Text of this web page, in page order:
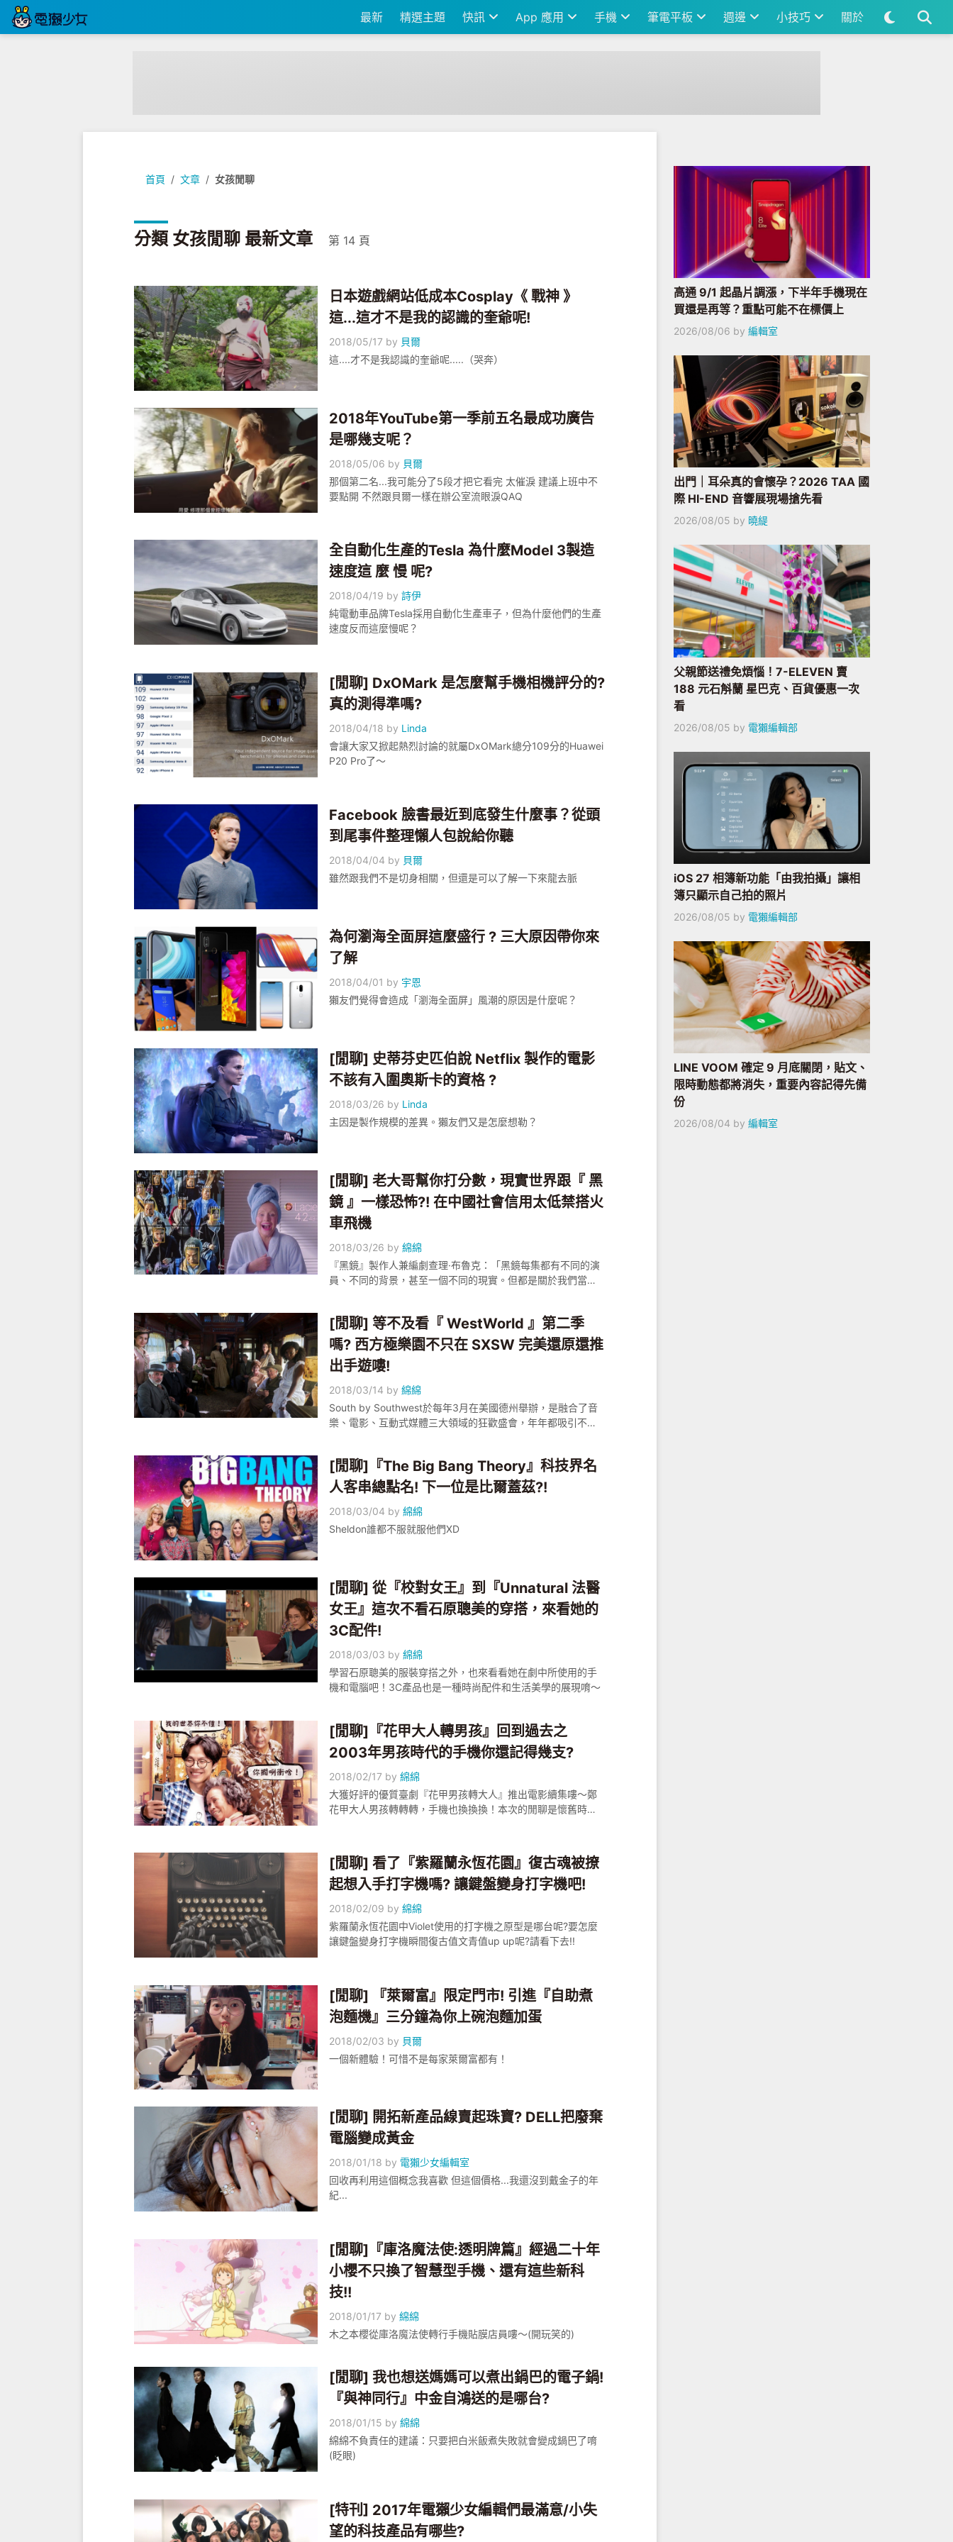
最新 精選主題 快訊 App 應用 手機 筆電平板 週邊 小技巧 關於
首頁 文章 女孩閒聊
分類 女孩閒聊 最新文章 第 14 頁
日本遊戲網站低成本Cosplay《 戰神 》
這...這才不是我的認識的奎爺呢!
2018/05/17 by 貝爾
這....才不是我認識的奎爺呢.....（哭奔）
2018年YouTube第一季前五名最成功廣告
是哪幾支呢？
2018/05/06 by 貝爾
那個第二名...我可能分了5段才把它看完 太催淚 建議上班中不
要點開 不然跟貝爾一樣在辦公室流眼淚QAQ
全自動化生產的Tesla 為什麼Model 3製造
速度這 麼 慢 呢?
2018/04/19 by詩伊
純電動車品牌Tesla採用自動化生產車子，但為什麼他們的生產
速度反而這麼慢呢？
[閒聊] DxOMark 是怎麼幫手機相機評分的?
真的測得準嗎?
2018/04/18 by Linda
會讓大家又掀起熱烈討論的就屬DxOMark總分109分的Huawei
P20 Pro了～
Facebook 臉書最近到底發生什麼事？從頭
到尾事件整理懶人包說給你聽
2018/04/04 by 貝爾
雖然跟我們不是切身相關，但還是可以了解一下來龍去脈
為何瀏海全面屏這麼盛行 ? 三大原因帶你來
了解
2018/04/01 by 宇恩
獺友們覺得會造成「瀏海全面屏」風潮的原因是什麼呢？
[閒聊] 史蒂芬史匹伯說 Netflix 製作的電影
不該有入圍奧斯卡的資格 ?
2018/03/26 by Linda
主因是製作規模的差異。獺友們又是怎麼想勒？
[閒聊] 老大哥幫你打分數，現實世界跟『 黑
鏡 』一樣恐怖?! 在中國社會信用太低禁搭火
車飛機
2018/03/26 by綿綿
『黑鏡』製作人兼編劇查理·布魯克：「黑鏡每集都有不同的演
員、不同的背景，甚至一個不同的現實。但都是關於我們當今
[閒聊] 等不及看『 WestWorld 』第二季
嗎? 西方極樂園不只在 SXSW 完美還原還推
出手遊嘍!
2018/03/14 by綿綿
South by Southwest於每年3月在美國德州舉辦，是融合了音
樂、電影、互動式媒體三大領域的狂歡盛會，年年都吸引不少
[閒聊]『The Big Bang Theory』科技界名
人客串總點名! 下一位是比爾蓋茲?!
2018/03/04 by綿綿
Sheldon誰都不服就服他們XD
[閒聊] 從『校對女王』到『Unnatural 法醫
女王』這次不看石原聰美的穿搭，來看她的
3C配件!
2018/03/03 by綿綿
學習石原聰美的服裝穿搭之外，也來看看她在劇中所使用的手
機和電腦吧！3C產品也是一種時尚配件和生活美學的展現唷～
[閒聊]『花甲大人轉男孩』回到過去之
2003年男孩時代的手機你還記得幾支?
2018/02/17 by綿綿
大獲好評的優質臺劇『花甲男孩轉大人』推出電影續集嘍～鄭
花甲大人男孩轉轉轉，手機也換換換！本次的閒聊是懷舊時
[閒聊] 看了『紫羅蘭永恆花園』復古魂被撩
起想入手打字機嗎? 讓鍵盤變身打字機吧!
2018/02/09 by綿綿
紫羅蘭永恆花園中Violet使用的打字機之原型是哪台呢?要怎麼
讓鍵盤變身打字機瞬間復古值文青值up up呢?請看下去!!
[閒聊] 『萊爾富』限定門市! 引進『自助煮
泡麵機』三分鐘為你上碗泡麵加蛋
2018/02/03 by 貝爾
一個新體驗！可惜不是每家萊爾富都有！
[閒聊] 開拓新產品線賣起珠寶? DELL把廢棄
電腦變成黃金
2018/01/18 by 電獺少女編輯室
回收再利用這個概念我喜歡 但這個價格...我還沒到戴金子的年
紀...
[閒聊]『庫洛魔法使:透明牌篇』經過二十年
小櫻不只換了智慧型手機、還有這些新科
技!!
2018/01/17 by綿綿
木之本櫻從庫洛魔法使轉行手機貼膜店員嘍～(開玩笑的)
[閒聊] 我也想送媽媽可以煮出鍋巴的電子鍋!
『與神同行』中金自鴻送的是哪台?
2018/01/15 by綿綿
綿綿不負責任的建議：只要把白米飯煮失敗就會變成鍋巴了唷
(眨眼)
[特刊] 2017年電獺少女編輯們最滿意/小失
望的科技產品有哪些?
高通 9/1 起晶片調漲，下半年手機現在
買還是再等？重點可能不在標價上
2026/08/06 by 編輯室
出門｜耳朵真的會懷孕？2026 TAA 國
際 HI-END 音響展現場搶先看
2026/08/05 by 曉緹
父親節送禮免煩惱！7-ELEVEN 賣
188 元石斛蘭 星巴克、百貨優惠一次
看
2026/08/05 by 電獺編輯部
iOS 27 相簿新功能「由我拍攝」讓相
簿只顯示自己拍的照片
2026/08/05 by 電獺編輯部
LINE VOOM 確定 9 月底關閉，貼文、
限時動態都將消失，重要內容記得先備
份
2026/08/04 by 編輯室